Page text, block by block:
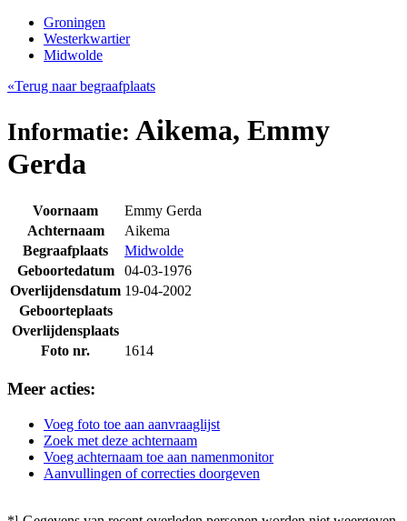
Groningen
Westerkwartier
Midwolde
«Terug naar begraafplaats
Informatie: Aikema, Emmy
Gerda
Voornaam
Emmy Gerda
Achternaam
Aikema
Begraafplaats
Midwolde
Geboortedatum
04-03-1976
Overlijdensdatum 19-04-2002
Geboorteplaats
Overlijdensplaats
Foto nr.
1614
Meer acties:
Voeg foto toe aan aanvraaglijst
Zoek met deze achternaam
Voeg achternaam toe aan namenmonitor
Aanvullingen of correcties doorgeven